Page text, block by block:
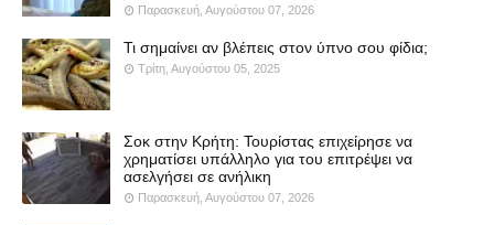
Παρασκευή, Αυγούστου 07, 2026
Τι σημαίνει αν βλέπεις στον ύπνο σου φίδια;
Τρίτη, Αυγούστου 05, 2025
Σοκ στην Κρήτη: Τουρίστας επιχείρησε να
χρηματίσει υπάλληλο για του επιτρέψει να
ασελγήσει σε ανήλικη
Παρασκευή, Αυγούστου 07, 2026